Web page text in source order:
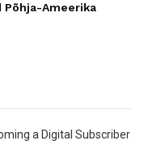
Ameerika
a Digital Subscriber